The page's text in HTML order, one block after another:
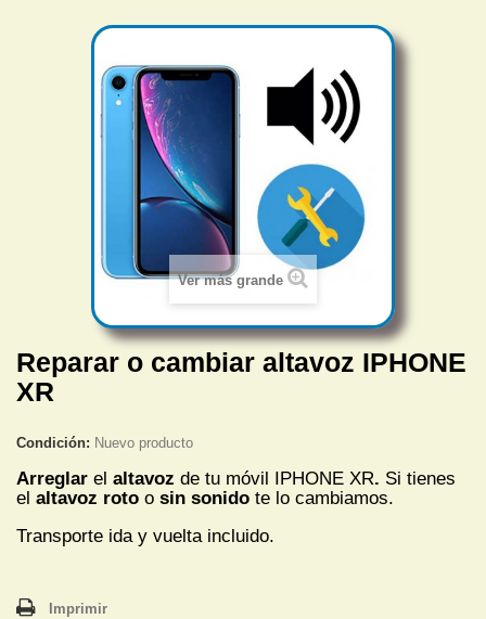
Ver más grande
Reparar o cambiar altavoz IPHONE
XR
Condición: Nuevo producto
Arreglar el altavoz de tu móvil IPHONE XR. Si tienes
el altavoz roto o sin sonido te lo cambiamos.
Transporte ida y vuelta incluido.
Imprimir